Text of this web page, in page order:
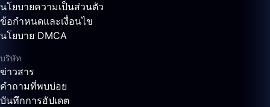
นโยบายความเป็นส่วนตัว
ข้อกำหนดและเงื่อนไข
นโยบาย DMCA
บริษัท
ข่าวสาร
คำถามที่พบบ่อย
บันทึกการอัปเดต